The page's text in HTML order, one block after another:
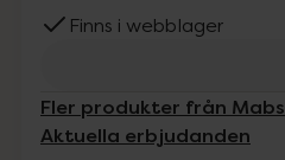
Finns i webblager
Fler produkter från Mabs
Aktuella erbjudanden